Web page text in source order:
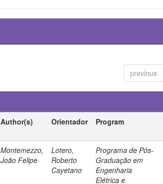
previous
Author(s) Orientador Program
Montemezzo,
João Felipe
Lotero,
Roberto
Cayetano
Programa de Pós-
Graduação em
Engenharia
Elétrica e